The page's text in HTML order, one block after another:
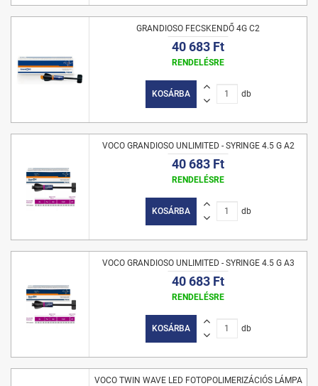
GRANDIOSO FECSKENDŐ 4G C2
40 683 Ft
RENDELÉSRE
KOSÁRBA db
VOCO GRANDIOSO UNLIMITED - SYRINGE 4.5 G A2
40 683 Ft
RENDELÉSRE
KOSÁRBA db
VOCO GRANDIOSO UNLIMITED - SYRINGE 4.5 G A3
40 683 Ft
RENDELÉSRE
KOSÁRBA db
VOCO TWIN WAVE LED FOTOPOLIMERIZÁCIÓS LÁMPA